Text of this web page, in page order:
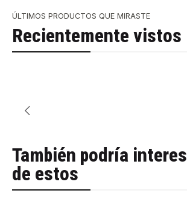
ÚLTIMOS PRODUCTOS QUE MIRASTE
Recientemente vistos
También podría
de estos